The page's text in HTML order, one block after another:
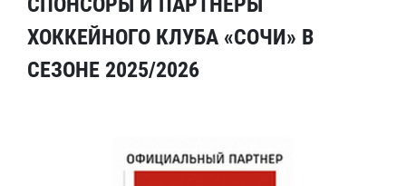
ХОККЕЙНОГО КЛУБА «СОЧИ» В
СЕЗОНЕ 2025/2026